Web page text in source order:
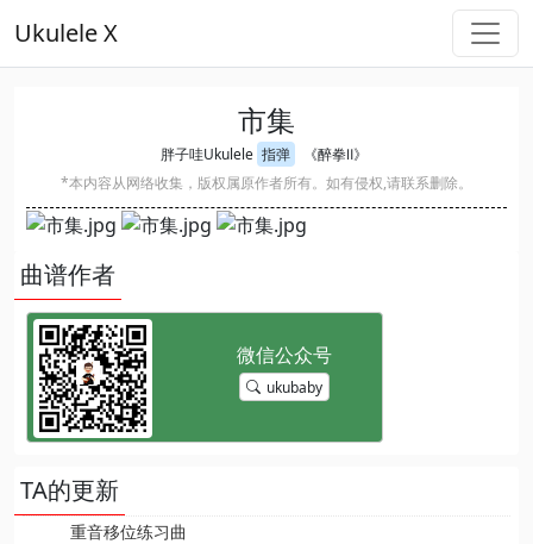
Ukulele X
市集
胖子哇Ukulele 指弹
《醉拳Ⅱ》
*本内容从网络收集，版权属原作者所有。如有侵权,请联系删除。
曲谱作者
ukubaby
TA的更新
重音移位练习曲